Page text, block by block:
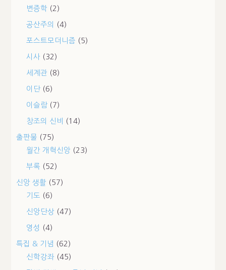
변증학 (2)
공산주의 (4)
포스트모더니즘 (5)
시사 (32)
세계관 (8)
이단 (6)
이슬람 (7)
창조의 신비 (14)
출판물 (75)
월간 개혁신앙 (23)
부록 (52)
신앙 생활 (57)
기도 (6)
신앙단상 (47)
영성 (4)
특집 & 기념 (62)
신학강좌 (45)